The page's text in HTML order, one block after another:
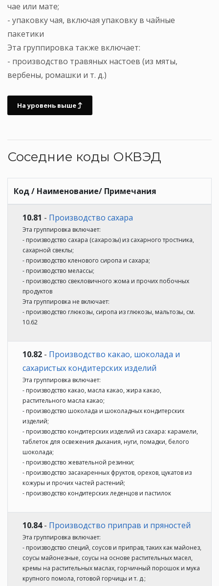
чае или мате;
- упаковку чая, включая упаковку в чайные
пакетики
Эта группировка также включает:
- производство травяных настоев (из мяты,
вербены, ромашки и т. д.)
На уровень выше
Соседние коды ОКВЭД
Код / Наименование/ Примечания
10.81 - Производство сахара
Эта группировка включает:
- производство сахара (сахарозы) из сахарного тростника,
сахарной свеклы;
- производство кленового сиропа и сахара;
- производство мелассы;
- производство свекловичного жома и прочих побочных
продуктов
Эта группировка не включает:
- производство глюкозы, сиропа из глюкозы, мальтозы, см.
10.62
10.82 - Производство какао, шоколада и
сахаристых кондитерских изделий
Эта группировка включает:
- производство какао, масла какао, жира какао,
растительного масла какао;
- производство шоколада и шоколадных кондитерских
изделий;
- производство кондитерских изделий из сахара: карамели,
таблеток для освежения дыхания, нуги, помадки, белого
шоколада;
- производство жевательной резинки;
- производство засахаренных фруктов, орехов, цукатов из
кожуры и прочих частей растений;
- производство кондитерских леденцов и пастилок
10.84- Производство приправ и пряностей
Эта группировка включает:
- производство специй, соусов и приправ, таких как майонез,
соусы майонезные, соусы на основе растительных масел,
кремы на растительных маслах, горчичный порошок и мука
крупного помола, готовой горчицы и т. д.;